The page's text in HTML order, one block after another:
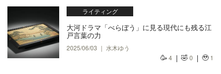
ライティング
大河ドラマ「べらぼう」に見る現代にも残る江
戸言葉の力
2025/06/03 ｜ 水木ゆう
🥳 4 🤣0 🥹 1